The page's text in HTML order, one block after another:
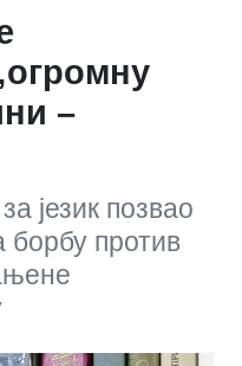
–
језик позвао
борбу против